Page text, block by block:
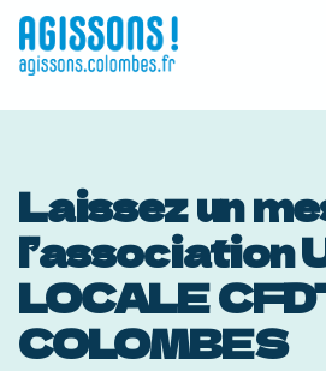
Laissez un
l’association
LOCALE
COLOMBES
Panneau de gestion des cookies